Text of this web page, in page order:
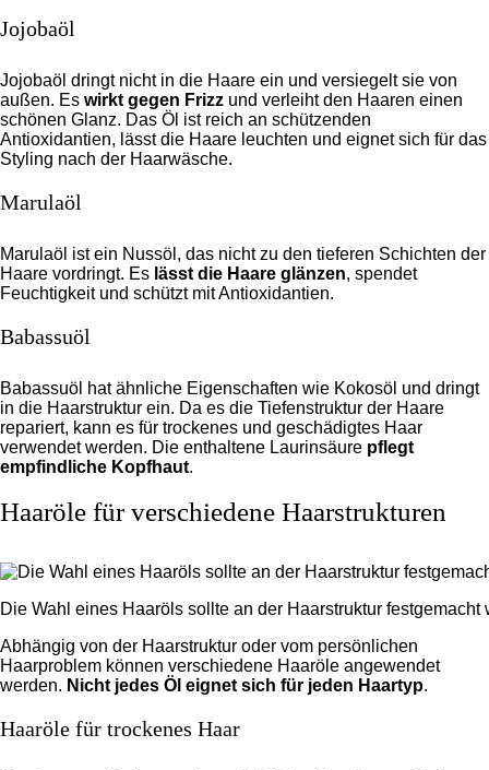
Jojobaöl
Jojobaöl dringt nicht in die Haare ein und versiegelt sie von
außen. Es wirkt gegen Frizz und verleiht den Haaren einen
schönen Glanz. Das Öl ist reich an schützenden
Antioxidantien, lässt die Haare leuchten und eignet sich für das
Styling nach der Haarwäsche.
Marulaöl
Marulaöl ist ein Nussöl, das nicht zu den tieferen Schichten der
Haare vordringt. Es lässt die Haare glänzen, spendet
Feuchtigkeit und schützt mit Antioxidantien.
Babassuöl
Babassuöl hat ähnliche Eigenschaften wie Kokosöl und dringt
in die Haarstruktur ein. Da es die Tiefenstruktur der Haare
repariert, kann es für trockenes und geschädigtes Haar
verwendet werden. Die enthaltene Laurinsäure pflegt
empfindliche Kopfhaut.
Haaröle für verschiedene Haarstrukturen
Die Wahl eines Haaröls sollte an der Haarstruktur festgemacht
Abhängig von der Haarstruktur oder vom persönlichen
Haarproblem können verschiedene Haaröle angewendet
werden. Nicht jedes Öl eignet sich für jeden Haartyp.
Haaröle für trockenes Haar